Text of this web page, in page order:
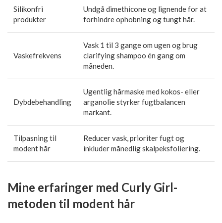
Silikonfri
produkter
Undgå dimethicone og lignende for at
forhindre ophobning og tungt hår.
Vaskefrekvens
Vask 1 til 3 gange om ugen og brug
clarifying shampoo én gang om
måneden.
Dybdebehandling
Ugentlig hårmaske med kokos- eller
arganolie styrker fugtbalancen
markant.
Tilpasning til
modent hår
Reducer vask, prioriter fugt og
inkluder månedlig skalpeksfoliering.
Mine erfaringer med Curly Girl-
metoden til modent hår